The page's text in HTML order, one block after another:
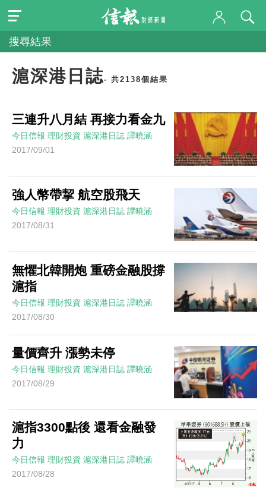
搜尋結果
滬深港日誌- 共2138個結果
三連升八月結 再接力看金九
今日信報 理財投資 滬深港日誌 譚曉涵
2017/09/01
強人幣帶挈 航空股飛天
今日信報 理財投資 滬深港日誌 譚曉涵
2017/08/31
無懼北韓開炮 重磅金融股撐
滬指
今日信報 理財投資 滬深港日誌 譚曉涵
2017/08/30
量價齊升 漲勢未停
今日信報 理財投資 滬深港日誌 譚曉涵
2017/08/29
滬指3300點後 還看金融發
力
今日信報 理財投資 滬深港日誌 譚曉涵
2017/08/28